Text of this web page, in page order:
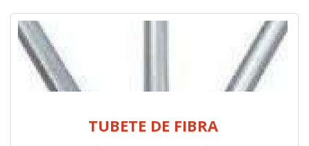
TUBETE DE FIBRA